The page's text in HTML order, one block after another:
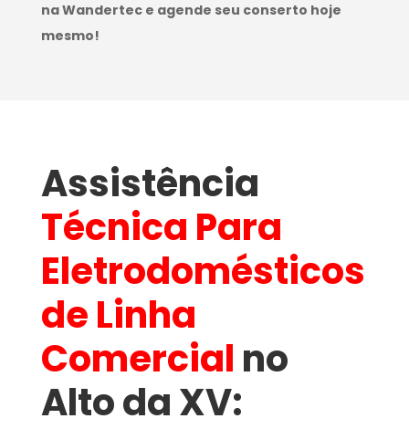
na Wandertec e agende seu conserto hoje
mesmo!
Assistência
Técnica Para
Eletrodomésticos
de Linha
Comercial no
Alto da XV​: